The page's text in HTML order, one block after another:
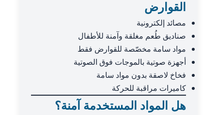
القوارض
مصائد إلكترونية
صناديق طُعم مغلقة وآمنة للأطفال
مواد سامة مخصّصة للقوارض فقط
أجهزة صوتية بالموجات فوق الصوتية
فخاخ لاصقة بدون مواد سامة
كاميرات مراقبة للحركة
هل المواد المستخدمة آمنة؟